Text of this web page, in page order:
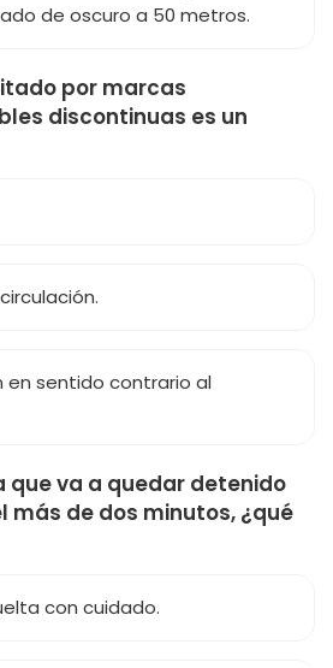
de oscuro a 50 metros.
por marcas
discontinuas es un
en sentido contrario al
que va a quedar detenido
más de dos minutos, ¿qué
con cuidado.